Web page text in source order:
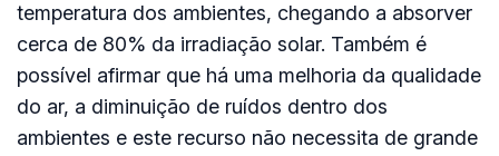
temperatura dos ambientes, chegando a absorver
cerca de 80% da irradiação solar. Também é
possível afirmar que há uma melhoria da qualidade
do ar, a diminuição de ruídos dentro dos
ambientes e este recurso não necessita de grande